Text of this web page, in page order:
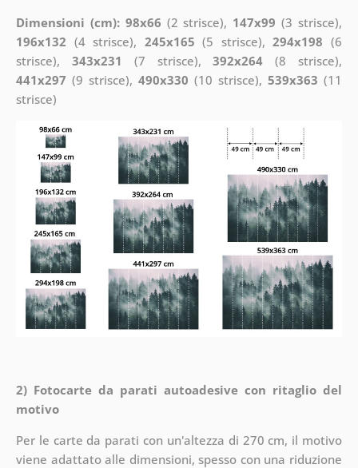
Dimensioni (cm): 98x66 (2 strisce), 147x99 (3 strisce),
196x132 (4 strisce), 245x165 (5 strisce),294x198 (6
strisce), 343x231 (7 strisce),392x264 (8 strisce),
441x297 (9 strisce), 490x330 (10 strisce),539x363 (11
strisce)
2) Fotocarte da parati autoadesive con ritaglio del
motivo
Per le carte da parati con un'altezza di 270 cm, il motivo
viene adattato alle dimensioni, spesso con una riduzione